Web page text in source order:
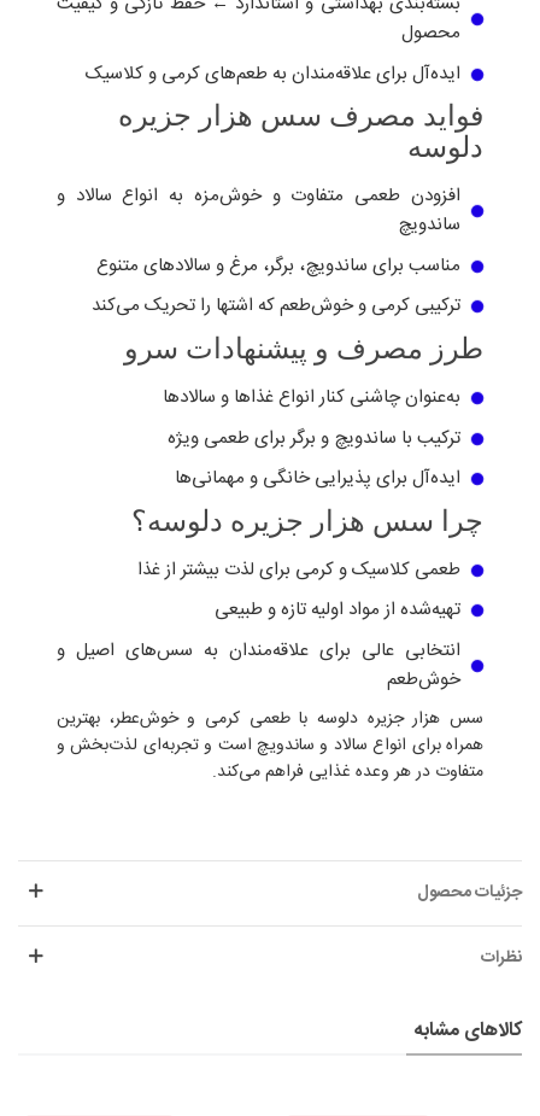
محصول
ایده‌آل برای علاقه‌مندان به طعم‌های کرمی و کلاسیک
فواید مصرف سس هزار جزیره
دلوسه
افزودن طعمی متفاوت و خوش‌مزه به انواع سالاد و
ساندویچ
مناسب برای ساندویچ، برگر، مرغ و سالادهای متنوع
ترکیبی کرمی و خوش‌طعم که اشتها را تحریک می‌کند
طرز مصرف و پیشنهادات سرو
به‌عنوان چاشنی کنار انواع غذاها و سالادها
ترکیب با ساندویچ و برگر برای طعمی ویژه
ایده‌آل برای پذیرایی خانگی و مهمانی‌ها
چرا سس هزار جزیره دلوسه؟
طعمی کلاسیک و کرمی برای لذت بیشتر از غذا
تهیه‌شده از مواد اولیه تازه و طبیعی
انتخابی عالی برای علاقه‌مندان به سس‌های اصیل و
خوش‌طعم
سس هزار جزیره دلوسه با طعمی کرمی و خوش‌عطر، بهترین
همراه برای انواع سالاد و ساندویچ است و تجربه‌ای لذت‌بخش و
متفاوت در هر وعده غذایی فراهم می‌کند.
جزئیات محصول
نظرات
کالاهای مشابه